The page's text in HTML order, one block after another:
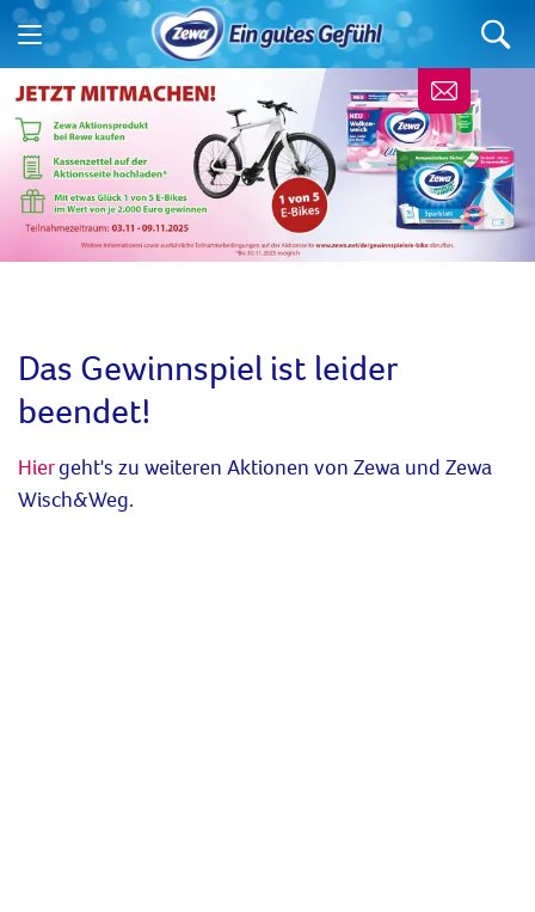
Das Gewinnspiel ist leider
beendet!
Hiergeht's zu weiteren Aktionen von Zewa und Zewa
Wisch&Weg.